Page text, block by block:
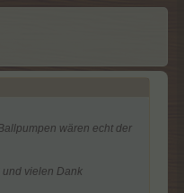
mittel))
wären echt der
vielen Dank